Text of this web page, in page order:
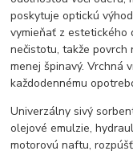
poskytuje optickú
vymieňať z estetického
nečistotu, takže povrch
menej špinavý. Vrchná
každodennému
Univerzálny sivý
olejové emulzie,
motorovú naftu,